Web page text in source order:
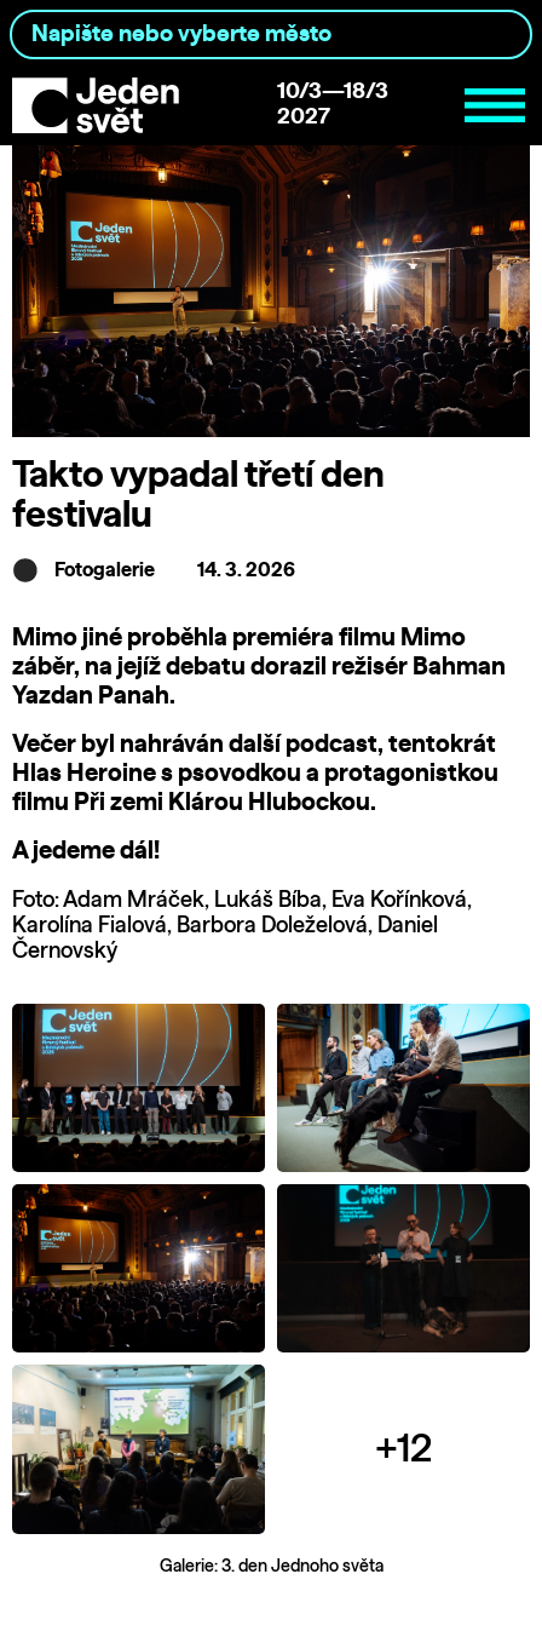
10/3—18/3
2027
Takto vypadal třetí den
festivalu
Fotogalerie 14. 3. 2026
Mimo jiné proběhla premiéra filmu Mimo
záběr, na jejíž debatu dorazil režisér Bahman
Yazdan Panah.
Večer byl nahráván další podcast, tentokrát
Hlas Heroine s psovodkou a protagonistkou
filmu Při zemi Klárou Hlubockou.
A jedeme dál!
Foto: Adam Mráček, Lukáš Bíba, Eva Kořínková,
Karolína Fialová, Barbora Doleželová, Daniel
Černovský
+12
Galerie: 3. den Jednoho světa